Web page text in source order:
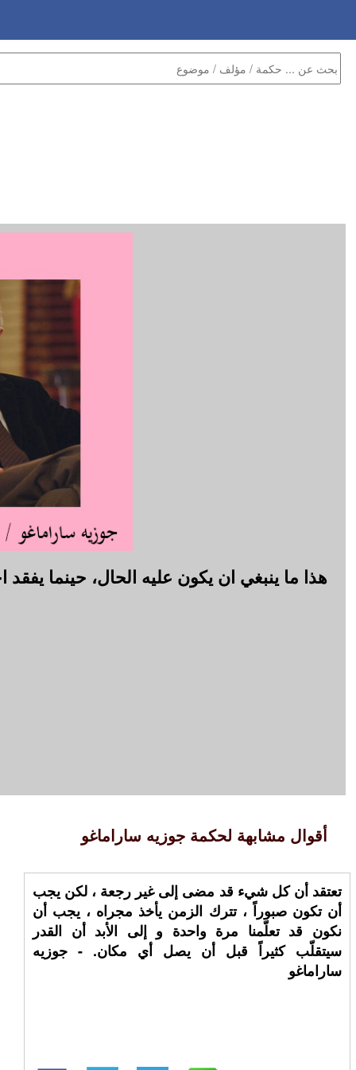
هذا ما ينبغي ان يكون عليه الحال، حينما
أقوال مشابهة لحكمة جوزيه ساراماغو
تعتقد أن كل شيء قد مضى إلى غير رجعة ، لكن يجب
أن تكون صبوراً ، تترك الزمن يأخذ مجراه ، يجب أن
نكون قد تعلّمنا مرة واحدة و إلى الأبد أن القدر
سيتقلّب كثيراً قبل أن يصل أي مكان. - جوزيه
ساراماغو